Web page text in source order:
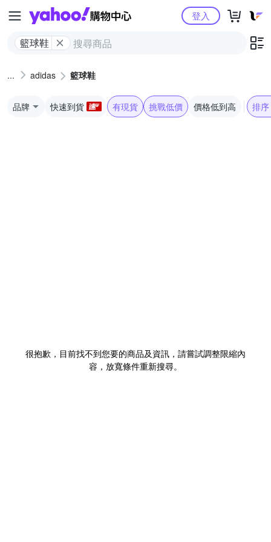
Yahoo購物中心
籃球鞋
登入
adidas 籃球鞋
品牌 快速到貨 有現貨 挑戰低價 價格低到高 排序
很抱歉，目前找不到您要的商品及資訊，請嘗試調整限縮內
容，放寬條件重新搜尋。